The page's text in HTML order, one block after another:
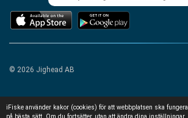
iFiske använder kakor (cookies) för att webbplatsen ska fungera
på bästa sätt. Om du fortsätter, utan att ändra dina inställningar,
© 2026 Jighead AB